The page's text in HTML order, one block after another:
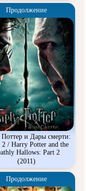
Продолжение
Поттер и Дары смерти:
2 / Harry Potter and the
Hallows: Part 2
(2011)
Продолжение